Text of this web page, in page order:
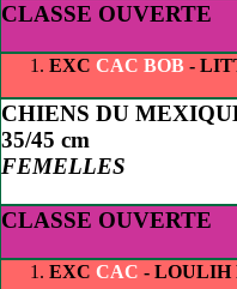
CLASSE OUVERTE
EXCCAC BOB -
CHIENS DU
35/45 cm
FEMELLES
CLASSE OUVERTE
EXCCAC- LOULIH